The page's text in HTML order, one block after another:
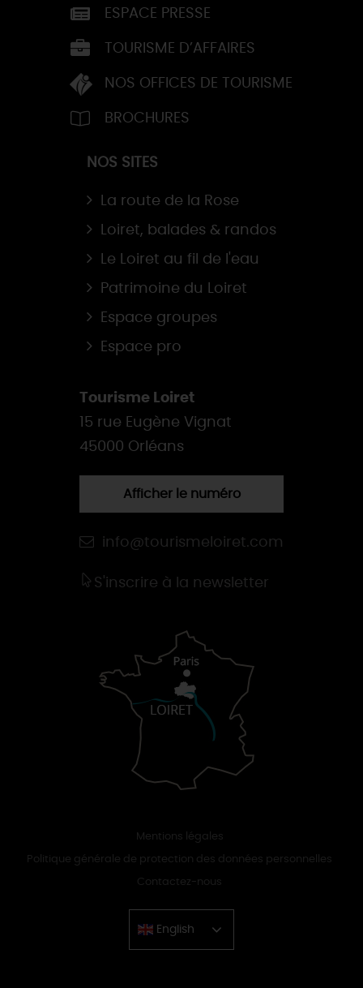
ESPACE PRESSE
TOURISME D’AFFAIRES
NOS OFFICES DE TOURISME
BROCHURES
NOS SITES
La route de la Rose
Loiret, balades & randos
Le Loiret au fil de l'eau
Patrimoine du Loiret
Espace groupes
Espace pro
Tourisme Loiret
15 rue Eugène Vignat
45000 Orléans
Afficher le numéro
info@tourismeloiret.com
S'inscrire à la newsletter
Mentions légales
Politique générale de protection des données personnelles
Contactez-nous
English
Chinese